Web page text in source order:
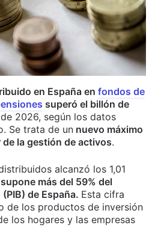
en España en fondos de
superó el billón de
2026, según los datos
Se trata de un nuevo máximo
la gestión de activos.
alcanzó los 1,01
supone más del 59% del
de España. Esta cifra
de los productos de inversión
los hogares y las empresas